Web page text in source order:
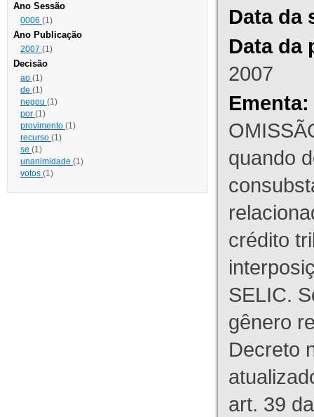
Ano Sessão
0006 (1)
Ano Publicação
2007 (1)
Decisão
ao (1)
de (1)
negou (1)
por (1)
provimento (1)
recurso (1)
se (1)
unanimidade (1)
votos (1)
Data da
Data da
2007
Ementa:
quando
crédito
SELIC.
gênero
Decreto
art. 39